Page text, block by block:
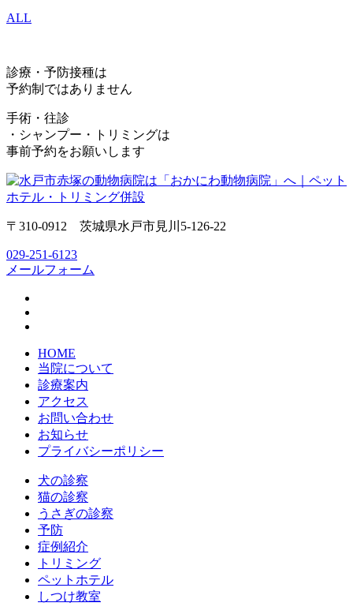
ALL
診療・予防接種は
予約制ではありません
手術・往診
・シャンプー・トリミングは
事前予約をお願いします
〒310-0912 茨城県水戸市見川5-126-22
029-251-6123
メールフォーム
HOME
当院について
診療案内
アクセス
お問い合わせ
お知らせ
プライバシーポリシー
犬の診察
猫の診察
うさぎの診察
予防
症例紹介
トリミング
ペットホテル
しつけ教室